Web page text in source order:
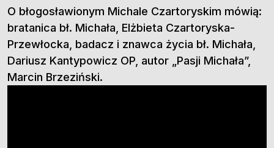
O błogosławionym Michale Czartoryskim mówią:
bratanica bł. Michała, Elżbieta Czartoryska-
Przewłocka, badacz i znawca życia bł. Michała,
Dariusz Kantypowicz OP, autor „Pasji Michała”,
Marcin Brzeziński.